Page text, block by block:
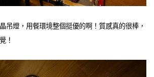
吊燈，用餐環境整個挺優的啊！質感真的很棒，
！